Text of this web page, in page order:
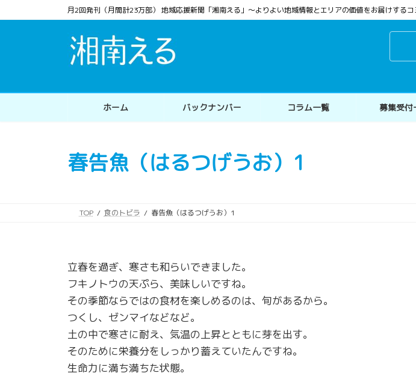
ン
ス
ビ
ン
月2回発刊（月間計23万部） 地域応援新聞「湘南える」〜よりよい地域情報とエリアの価値をお届けする
ホーム バックナンバー コラム一覧 募集受付
春告魚（はるつげうお）1
TOP 食のトビラ 春告魚（はるつげうお）1
立春を過ぎ、寒さも和らいできました。
フキノトウの天ぷら、美味しいですね。
その季節ならではの食材を楽しめるのは、旬があるから。
つくし、ゼンマイなどなど。
土の中で寒さに耐え、気温の上昇とともに芽を出す。
そのために栄養分をしっかり蓄えていたんですね。
生命力に満ち満ちた状態。